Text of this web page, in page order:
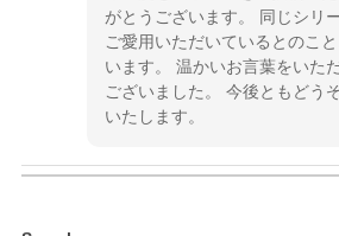
がとうございます。 同じシリ
ご愛用いただいているとのこ
います。 温かいお言葉をいた
ございました。 今後ともどう
いたします。